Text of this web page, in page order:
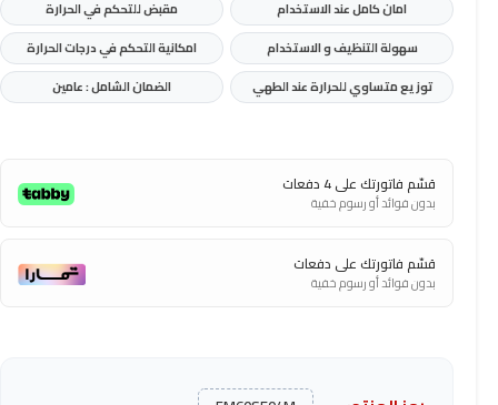
امان كامل عند الاستخدام
مقبض للتحكم في الحرارة
سهولة التنظيف و الاستخدام
امكانية التحكم في درجات الحرارة
توزيع متساوي للحرارة عند الطهي
الضمان الشامل : عامين
قسّم فاتورتك على 4 دفعات
بدون فوائد أو رسوم خفية
قسّم فاتورتك على دفعات
بدون فوائد أو رسوم خفية